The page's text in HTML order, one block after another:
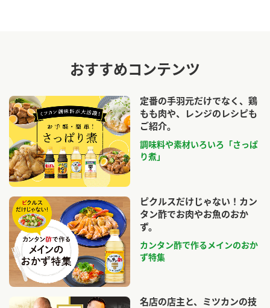
おすすめコンテンツ
定番の手羽元だけでなく、鶏
もも肉や、レンジのレシピも
ご紹介。
調味料や素材いろいろ「さっぱ
り煮」
ピクルスだけじゃない！カン
タン酢でお肉やお魚のおか
ず。
カンタン酢で作るメインのおか
ず特集
名店の店主と、ミツカンの技